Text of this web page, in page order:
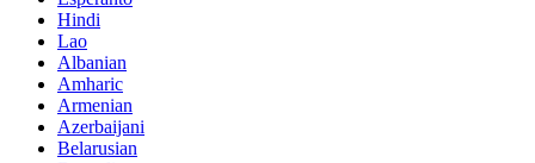
Hindi
Lao
Albanian
Amharic
Armenian
Azerbaijani
Belarusian